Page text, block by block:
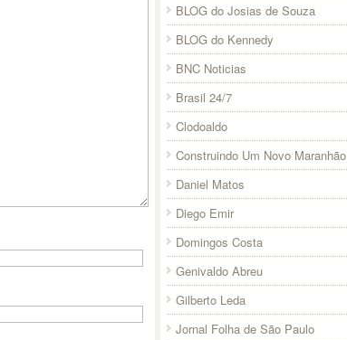
BLOG do Josias de Souza
BLOG do Kennedy
BNC Noticias
Brasil 24/7
Clodoaldo
Construindo Um Novo Maranhão
Daniel Matos
Diego Emir
Domingos Costa
Genivaldo Abreu
Gilberto Leda
Jornal Folha de São Paulo